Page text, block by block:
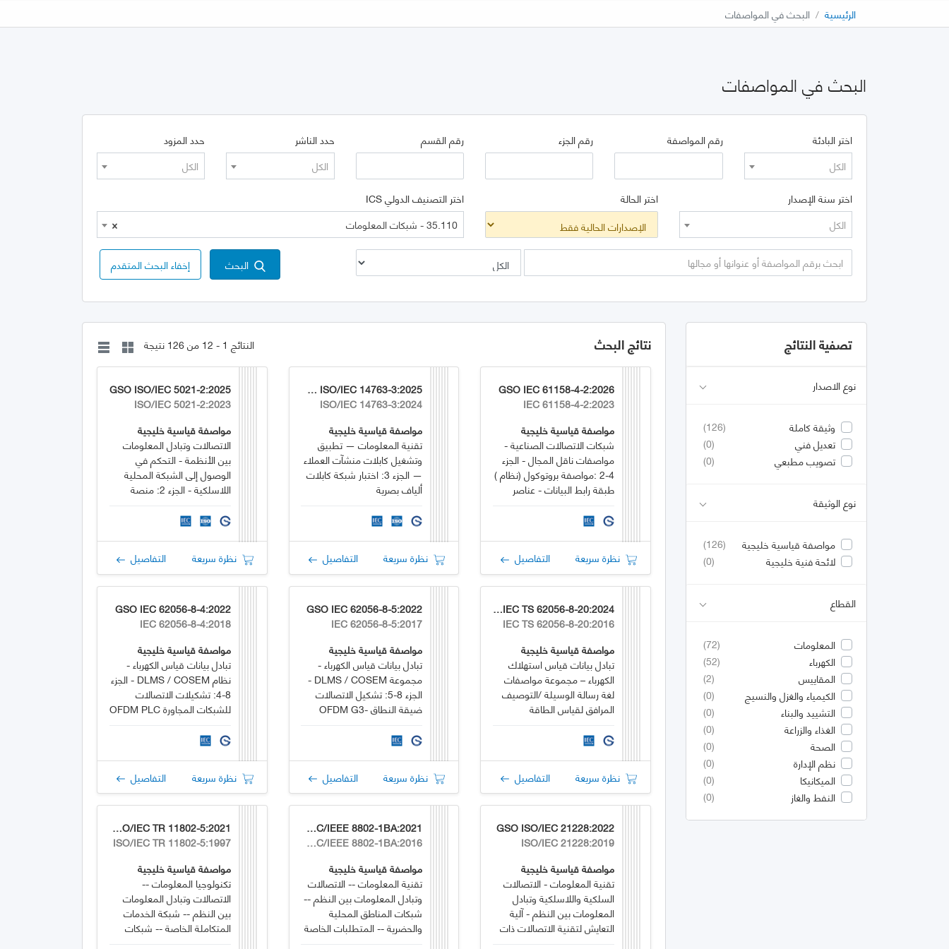
الرئيسية البحث في المواصفات
البحث في المواصفات
اختر البادئة
الكل
رقم المواصفة رقم الجزء رقم القسم
حدد الناشر
الكل
حدد المزود
الكل
اختر سنة الإصدار
الكل
اختر الحالة
اختر التصنيف الدولي ICS
×
35.110 - شبكات المعلومات
البحث إخفاء البحث المتقدم
تصفية النتائج
نوع الاصدار
وثيقة كاملة
(126)
تعديل فني
(0)
تصويب مطبعي
(0)
نوع الوثيقة
مواصفة قياسية خليجية
(126)
لائحة فنية خليجية
(0)
القطاع
المعلومات
(72)
الكهرباء
(52)
المقاييس
(2)
الكيمياء والغزل والنسيج
(0)
التشييد والبناء
(0)
الغذاء والزراعة
(0)
الصحة
(0)
نظم الإدارة
(0)
الميكانيكا
(0)
النفط والغاز
(0)
نتائج البحث النتائج 1 - 12 من 126 نتيجة
GSO IEC 61158-4-2:2026
IEC 61158-4-2:2023
مواصفة قياسية خليجية
شبكات الاتصالات الصناعية -
مواصفات ناقل المجال - الجزء
4-2 :مواصفة بروتوكول (نظام )
طبقة رابط البيانات - عناصر
نظرة سريعة التفاصيل
GSO ISO/IEC 14763-3:2025
ISO/IEC 14763-3:2024
مواصفة قياسية خليجية
تقنية المعلومات — تطبيق
وتشغيل كابلات منشآت العملاء
— الجزء 3: اختبار شبكة كابلات
ألياف بصرية
نظرة سريعة التفاصيل
GSO ISO/IEC 5021-2:2025
ISO/IEC 5021-2:2023
مواصفة قياسية خليجية
الاتصالات وتبادل المعلومات
بين الأنظمة - التحكم في
الوصول إلى الشبكة المحلية
اللاسلكية - الجزء 2: منصة
نظرة سريعة التفاصيل
GSO IEC TS 62056-8-20:2024
IEC TS 62056-8-20:2016
مواصفة قياسية خليجية
تبادل بيانات قياس استهلاك
الكهرباء – مجموعة مواصفات
لغة رسالة الوسيلة /التوصيف
المرافق لقياس الطاقة
20: أشكال اتصالات الشبكة
نظرة سريعة
التفاصيل
GSO IEC 62056-8-5:2022
IEC 62056-8-5:2017
مواصفة قياسية خليجية
تبادل بيانات قياس الكهرباء -
مجموعة DLMS / COSEM -
الجزء 8-5: تشكيل الاتصالات
ضيقة النطاق OFDM G3-
نظرة سريعة التفاصيل
GSO IEC 62056-8-4:2022
IEC 62056-8-4:2018
مواصفة قياسية خليجية
تبادل بيانات قياس الكهرباء -
نظام DLMS / COSEM - الجزء
8-4: تشكيلات الاتصالات
للشبكات المجاورة OFDM PLC
نظرة سريعة التفاصيل
GSO ISO/IEC 21228:2022
ISO/IEC 21228:2019
مواصفة قياسية خليجية
تقنية المعلومات - الاتصالات
السلكية واللاسلكية وتبادل
المعلومات بين النظم - آلية
التعايش لتقنية الاتصالات ذات
GSO ISO/IEC/IEEE 8802-1BA:2021
ISO/IEC/IEEE 8802-1BA:2016
مواصفة قياسية خليجية
تقنية المعلومات -- الاتصالات
وتبادل المعلومات بين النظم --
شبكات المناطق المحلية
والحضرية -- المتطلبات الخاصة
GSO ISO/IEC TR 11802-5:2021
ISO/IEC TR 11802-5:1997
مواصفة قياسية خليجية
تكنولوجيا المعلومات --
الاتصالات وتبادل المعلومات
بين النظم -- شبكة الخدمات
المتكاملة الخاصة -- شبكات